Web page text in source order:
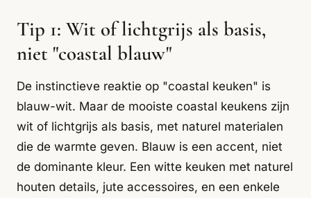
Tip 1: Wit of lichtgrijs als basis,
niet "coastal blauw"
De instinctieve reaktie op "coastal keuken" is
blauw-wit. Maar de mooiste coastal keukens zijn
wit of lichtgrijs als basis, met naturel materialen
die de warmte geven. Blauw is een accent, niet
de dominante kleur. Een witte keuken met naturel
houten details, jute accessoires, en een enkele